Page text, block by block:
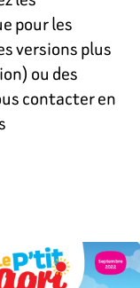
pour les
versions plus
ou des
contacter en